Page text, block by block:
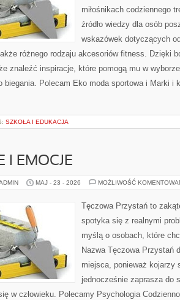
miłośnikach codziennego
źródło wiedzy dla osób
wskazówek dotyczących
różnego rodzaju akcesoriów fitness. Dzięki
znaleźć inspiracje, które pomogą mu w
biegania. Polecam Eko moda sportowa i Marki i
SZKOŁA I EDUKACJA
I EMOCJE
MAJ - 23 - 2026 MOŻLIWOŚĆ
Tęczowa Przystań to
spotyka się z realnymi
myślą o osobach, które
Nazwa Tęczowa Przystań
miejsca, ponieważ kojarzy
jednocześnie zaprasza do
w człowieku. Polecamy Psychologia